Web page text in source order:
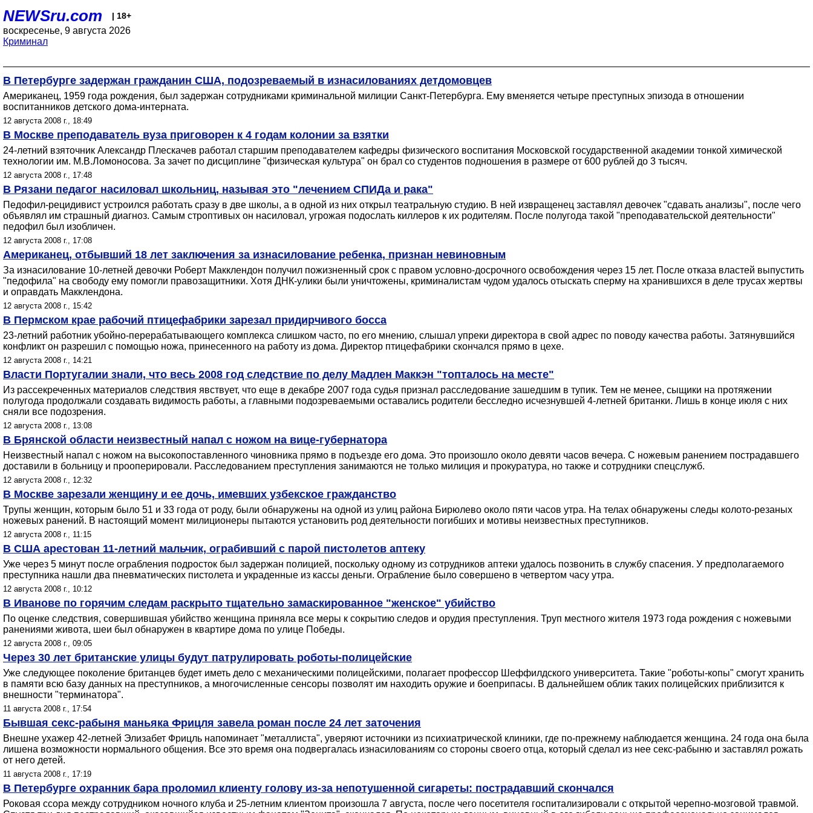
NEWSru.com | 18+
воскресенье, 9 августа 2026
Криминал
В Петербурге задержан гражданин США, подозреваемый в изнасилованиях детдомовцев
Американец, 1959 года рождения, был задержан сотрудниками криминальной милиции Санкт-Петербурга. Ему вменяется четыре преступных эпизода в отношении
воспитанников детского дома-интерната.
12 августа 2008 г., 18:49
В Москве преподаватель вуза приговорен к 4 годам колонии за взятки
24-летний взяточник Александр Плескачев работал старшим преподавателем кафедры физического воспитания Московской государственной академии тонкой химической
технологии им. М.В.Ломоносова. За зачет по дисциплине "физическая культура" он брал со студентов подношения в размере от 600 рублей до 3 тысяч.
12 августа 2008 г., 17:48
В Рязани педагог насиловал школьниц, называя это "лечением СПИДа и рака"
Педофил-рецидивист устроился работать сразу в две школы, а в одной из них открыл театральную студию. В ней извращенец заставлял девочек "сдавать анализы", после чего
объявлял им страшный диагноз. Самым строптивых он насиловал, угрожая подослать киллеров к их родителям. После полугода такой "преподавательской деятельности"
педофил был изобличен.
12 августа 2008 г., 17:08
Американец, отбывший 18 лет заключения за изнасилование ребенка, признан невиновным
За изнасилование 10-летней девочки Роберт Макклендон получил пожизненный срок с правом условно-досрочного освобождения через 15 лет. После отказа властей выпустить
"педофила" на свободу ему помогли правозащитники. Хотя ДНК-улики были уничтожены, криминалистам чудом удалось отыскать сперму на хранившихся в деле трусах жертвы
и оправдать Макклендона.
12 августа 2008 г., 15:42
В Пермском крае рабочий птицефабрики зарезал придирчивого босса
23-летний работник убойно-перерабатывающего комплекса слишком часто, по его мнению, слышал упреки директора в свой адрес по поводу качества работы. Затянувшийся
конфликт он разрешил с помощью ножа, принесенного на работу из дома. Директор птицефабрики скончался прямо в цехе.
12 августа 2008 г., 14:21
Власти Португалии знали, что весь 2008 год следствие по делу Мадлен Маккэн "топталось на месте"
Из рассекреченных материалов следствия явствует, что еще в декабре 2007 года судья признал расследование зашедшим в тупик. Тем не менее, сыщики на протяжении
полугода продолжали создавать видимость работы, а главными подозреваемыми оставались родители бесследно исчезнувшей 4-летней британки. Лишь в конце июля с них
сняли все подозрения.
12 августа 2008 г., 13:08
В Брянской области неизвестный напал с ножом на вице-губернатора
Неизвестный напал с ножом на высокопоставленного чиновника прямо в подъезде его дома. Это произошло около девяти часов вечера. С ножевым ранением пострадавшего
доставили в больницу и прооперировали. Расследованием преступления занимаются не только милиция и прокуратура, но также и сотрудники спецслужб.
12 августа 2008 г., 12:32
В Москве зарезали женщину и ее дочь, имевших узбекское гражданство
Трупы женщин, которым было 51 и 33 года от роду, были обнаружены на одной из улиц района Бирюлево около пяти часов утра. На телах обнаружены следы колото-резаных
ножевых ранений. В настоящий момент милиционеры пытаются установить род деятельности погибших и мотивы неизвестных преступников.
12 августа 2008 г., 11:15
В США арестован 11-летний мальчик, ограбивший с парой пистолетов аптеку
Уже через 5 минут после ограбления подросток был задержан полицией, поскольку одному из сотрудников аптеки удалось позвонить в службу спасения. У предполагаемого
преступника нашли два пневматических пистолета и украденные из кассы деньги. Ограбление было совершено в четвертом часу утра.
12 августа 2008 г., 10:12
В Иванове по горячим следам раскрыто тщательно замаскированное "женское" убийство
По оценке следствия, совершившая убийство женщина приняла все меры к сокрытию следов и орудия преступления. Труп местного жителя 1973 года рождения с ножевыми
ранениями живота, шеи был обнаружен в квартире дома по улице Победы.
12 августа 2008 г., 09:05
Через 30 лет британские улицы будут патрулировать роботы-полицейские
Уже следующее поколение британцев будет иметь дело с механическими полицейскими, полагает профессор Шеффилдского университета. Такие "роботы-копы" смогут хранить
в памяти всю базу данных на преступников, а многочисленные сенсоры позволят им находить оружие и боеприпасы. В дальнейшем облик таких полицейских приблизится к
внешности "терминатора".
11 августа 2008 г., 17:54
Бывшая секс-рабыня маньяка Фрицля завела роман после 24 лет заточения
Внешне ухажер 42-летней Элизабет Фрицль напоминает "металлиста", уверяют источники из психиатрической клиники, где по-прежнему наблюдается женщина. 24 года она была
лишена возможности нормального общения. Все это время она подвергалась изнасилованиям со стороны своего отца, который сделал из нее секс-рабыню и заставлял рожать
от него детей.
11 августа 2008 г., 17:19
В Петербурге охранник бара проломил клиенту голову из-за непотушенной сигареты: пострадавший скончался
Роковая ссора между сотрудником ночного клуба и 25-летним клиентом произошла 7 августа, после чего посетителя госпитализировали с открытой черепно-мозговой травмой.